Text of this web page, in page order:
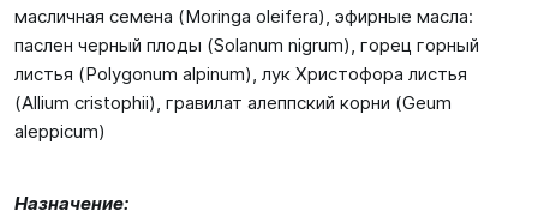
масличная семена (Moringa oleifera), эфирные масла:
паслен черный плоды (Solanum nigrum), горец горный
листья (Polygonum alpinum), лук Христофора листья
(Allium cristophii), гравилат алеппский корни (Geum
aleppicum)
Назначение: